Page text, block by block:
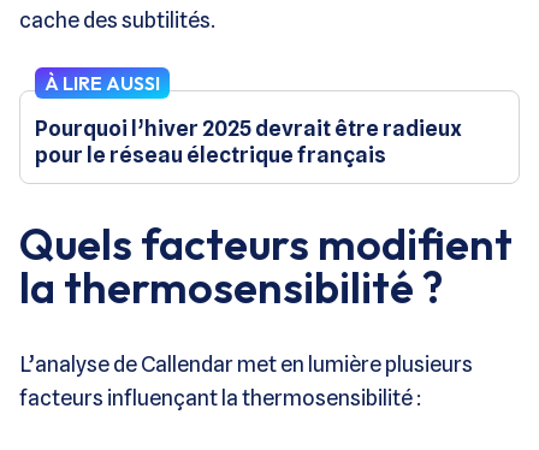
cache des subtilités.
À LIRE AUSSI
Pourquoi l’hiver 2025 devrait être radieux
pour le réseau électrique français
Quels facteurs modifient
la thermosensibilité ?
L’analyse de Callendar met en lumière plusieurs
facteurs influençant la thermosensibilité :